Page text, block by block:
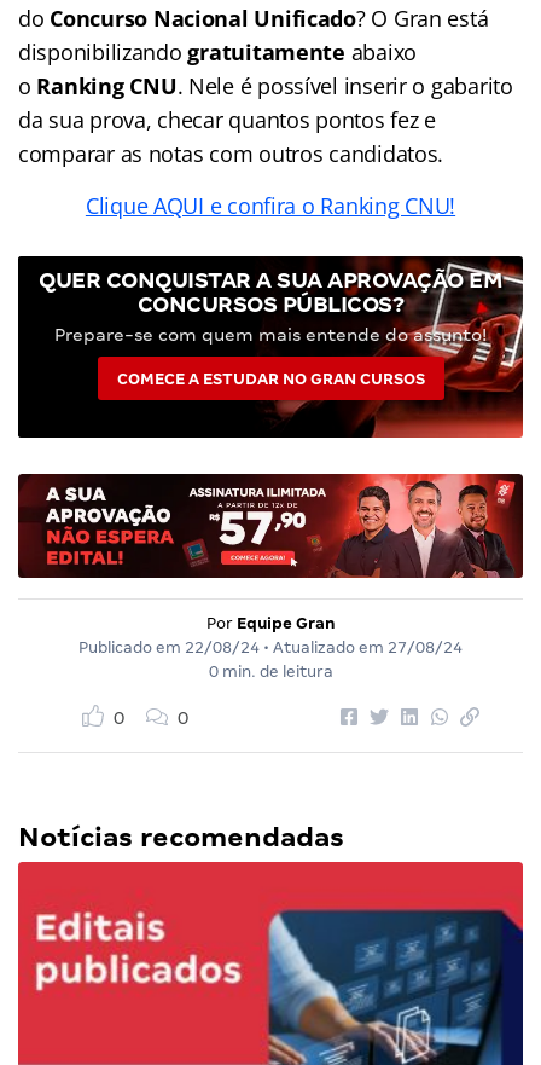
do Concurso Nacional Unificado? O Gran está
disponibilizandogratuitamente abaixo
o Ranking CNU. Nele é possível inserir o gabarito
da sua prova, checar quantos pontos fez e
comparar as notas com outros candidatos.
Clique AQUI e confira o Ranking CNU!
QUER CONQUISTAR A SUA APROVAÇÃO EM
CONCURSOS PÚBLICOS?
Prepare-se com quem mais entende do assunto!
COMECE A ESTUDAR NO GRAN CURSOS
Por Equipe Gran
Publicado em 22/08/24 • Atualizado em 27/08/24
0 min. de leitura
0 0
Notícias recomendadas